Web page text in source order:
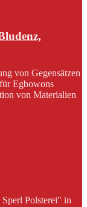
von Gegensätzen
Egbowons
von Materialien
Polsterei" in